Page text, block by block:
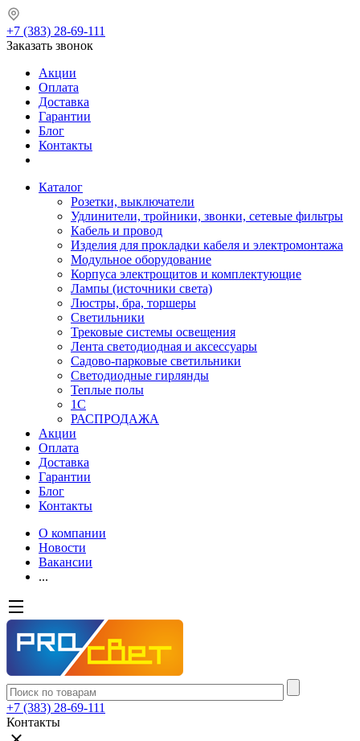
+7 (383) 28-69-111
Заказать звонок
Акции
Оплата
Доставка
Гарантии
Блог
Контакты
Каталог
Розетки, выключатели
Удлинители, тройники, звонки, сетевые фильтры
Кабель и провод
Изделия для прокладки кабеля и электромонтажа
Модульное оборудование
Корпуса электрощитов и комплектующие
Лампы (источники света)
Люстры, бра, торшеры
Светильники
Трековые системы освещения
Лента светодиодная и аксессуары
Садово-парковые светильники
Светодиодные гирлянды
Теплые полы
1С
РАСПРОДАЖА
Акции
Оплата
Доставка
Гарантии
Блог
Контакты
О компании
Новости
Вакансии
...
+7 (383) 28-69-111
Контакты